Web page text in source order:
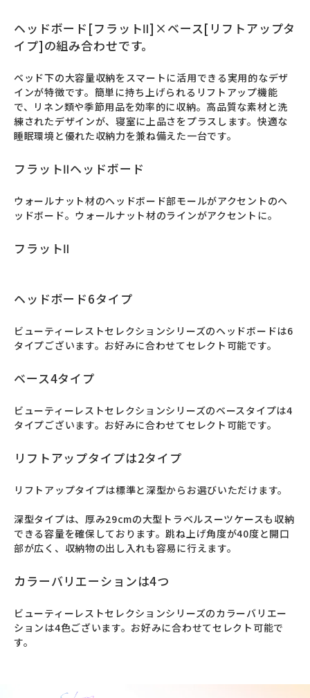
ヘッドボード[フラットⅡ]×ベース[リフトアップタ
イプ]の組み合わせです。
ベッド下の大容量収納をスマートに活用できる実用的なデザ
インが特徴です。簡単に持ち上げられるリフトアップ機能
で、リネン類や季節用品を効率的に収納。高品質な素材と洗
練されたデザインが、寝室に上品さをプラスします。快適な
睡眠環境と優れた収納力を兼ね備えた一台です。
フラットⅡヘッドボード
ウォールナット材のヘッドボード部モールがアクセントのヘ
ッドボード。ウォールナット材のラインがアクセントに。
フラットⅡ
ヘッドボード6タイプ
ビューティーレストセレクションシリーズのヘッドボードは6
タイプございます。お好みに合わせてセレクト可能です。
ベース4タイプ
ビューティーレストセレクションシリーズのベースタイプは4
タイプございます。お好みに合わせてセレクト可能です。
リフトアップタイプは2タイプ
リフトアップタイプは標準と深型からお選びいただけます。
深型タイプは、厚み29cmの大型トラベルスーツケースも収納
できる容量を確保しております。跳ね上げ角度が40度と開口
部が広く、収納物の出し入れも容易に行えます。
カラーバリエーションは4つ
ビューティーレストセレクションシリーズのカラーバリエー
ションは4色ございます。お好みに合わせてセレクト可能で
す。